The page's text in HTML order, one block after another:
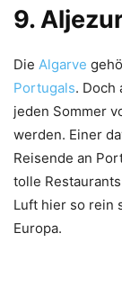
9.
Die Algarve
Portugals. Doch
jeden Sommer
werden. Einer
Reisende an
tolle
Luft hier so rein
Europa.